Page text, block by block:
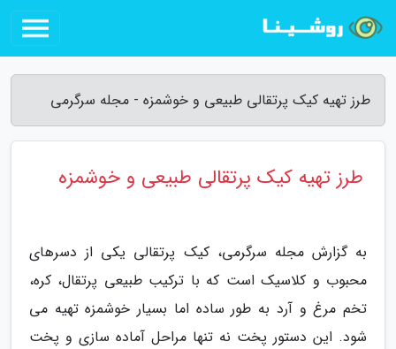
طرز تهیه کیک پرتقالی طبیعی و خوشمزه - مجله سرگرمی
طرز تهیه کیک پرتقالی طبیعی و خوشمزه
به گزارش مجله سرگرمی، کیک پرتقالی یکی از دسرهای
محبوب و کلاسیک است که با ترکیب طبیعی پرتقال، کره،
تخم مرغ و آرد به طور ساده اما بسیار خوشمزه تهیه می
شود. این دستور پخت نه تنها مراحل آماده سازی و پخت